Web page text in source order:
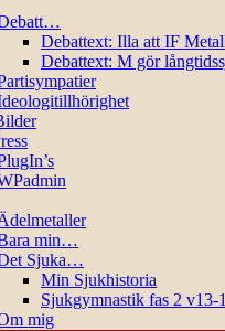
Debattext: Illa att IF
Debattext: M gör
min…
Sjuka…
Min Sjukhistoria
Sjukgymnastik fas 2 v13-
mig